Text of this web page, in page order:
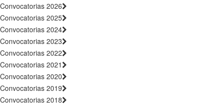
Convocatorias 2026
Convocatorias 2025
Convocatorias 2024
Convocatorias 2023
Convocatorias 2022
Convocatorias 2021
Convocatorias 2020
Convocatorias 2019
Convocatorias 2018